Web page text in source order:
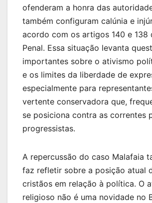
ofenderam a honra das
também configuram calúnia e
acordo com os artigos 140 e 138
Penal. Essa situação levanta
importantes sobre o ativismo
e os limites da liberdade de
especialmente para
vertente conservadora que,
se posiciona contra as correntes
progressistas.
A repercussão do caso Malafaia
faz refletir sobre a posição atual
cristãos em relação à política. O
religioso não é uma novidade no